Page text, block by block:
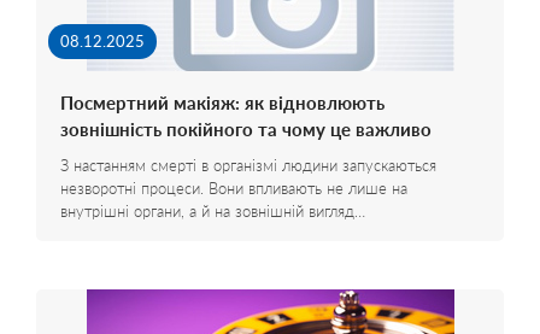
08.12.2025
Посмертний макіяж: як відновлюють
зовнішність покійного та чому це важливо
З настанням смерті в організмі людини запускаються
незворотні процеси. Вони впливають не лише на
внутрішні органи, а й на зовнішній вигляд…